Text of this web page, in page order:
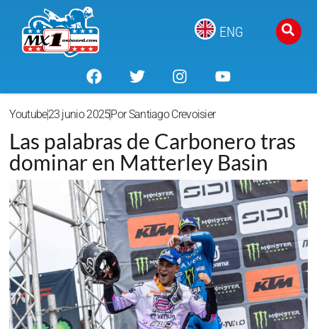
ENG
Youtube23 junio 2025PorSantiago Crevoisier
Las palabras de Carbonero tras
dominar en Matterley Basin